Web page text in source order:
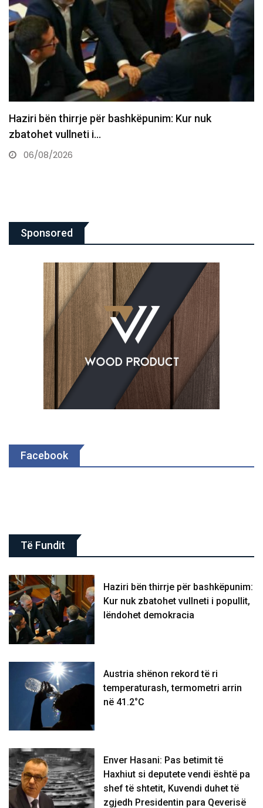
Austria shënon rekord të ri temperaturash,
termometri arrin në 41.2°C
06/08/2026
Sponsored
Facebook
Të Fundit
Haziri bën thirrje për bashkëpunim:
Kur nuk zbatohet vullneti i popullit,
lëndohet demokracia
Austria shënon rekord të ri
temperaturash, termometri arrin
në 41.2°C
Enver Hasani: Pas betimit të
Haxhiut si deputete vendi është pa
shef të shtetit, Kuvendi duhet të
zgjedh Presidentin para Qeverisë